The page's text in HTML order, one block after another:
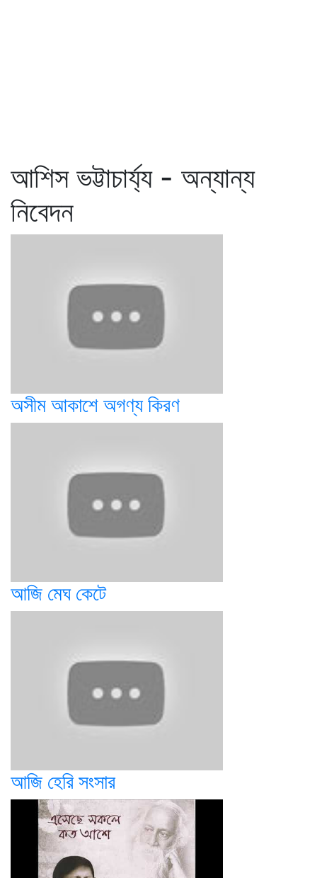
আশিস ভট্টাচার্য্য - অন্যান্য
নিবেদন
অসীম আকাশে অগণ্য কিরণ
আজি মেঘ কেটে
আজি হেরি সংসার